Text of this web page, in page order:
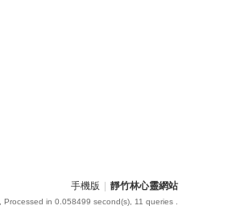
手機版 靜竹林心靈網站
, Processed in 0.058499 second(s), 11 queries .